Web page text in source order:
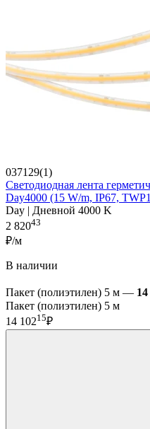
037129(1)
Светодиодная лента
Day4000 (15 W/m, IP67,
Day | Дневной 4000 K
2 82043
₽/м
В наличии
Пакет (полиэтилен) 5 м —
Пакет (полиэтилен) 5 м
14 10215₽